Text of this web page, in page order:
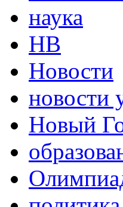
наука
НВ
Новости
новости
Новый